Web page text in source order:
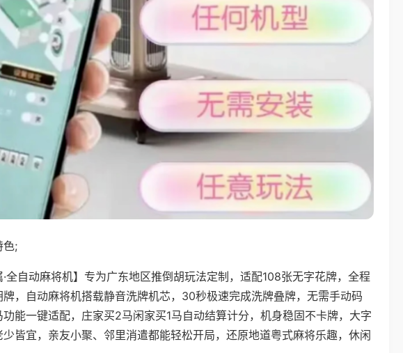
色;
·全自动麻将机】专为广东地区推倒胡玩法定制，适配108张无字花牌，全程
，自动麻将机搭载静音洗牌机芯，30秒极速完成洗牌叠牌，无需手动码
能一键适配，庄家买2马闲家买1马自动结算计分，机身稳固不卡牌，大字
皆宜，亲友小聚、邻里消遣都能轻松开局，还原地道粤式麻将乐趣，休闲